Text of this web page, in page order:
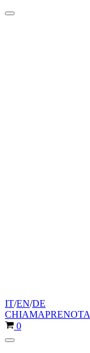
Menu
IT/EN/DE
CHIAMAPRENOTA
Carrello
0
Menu